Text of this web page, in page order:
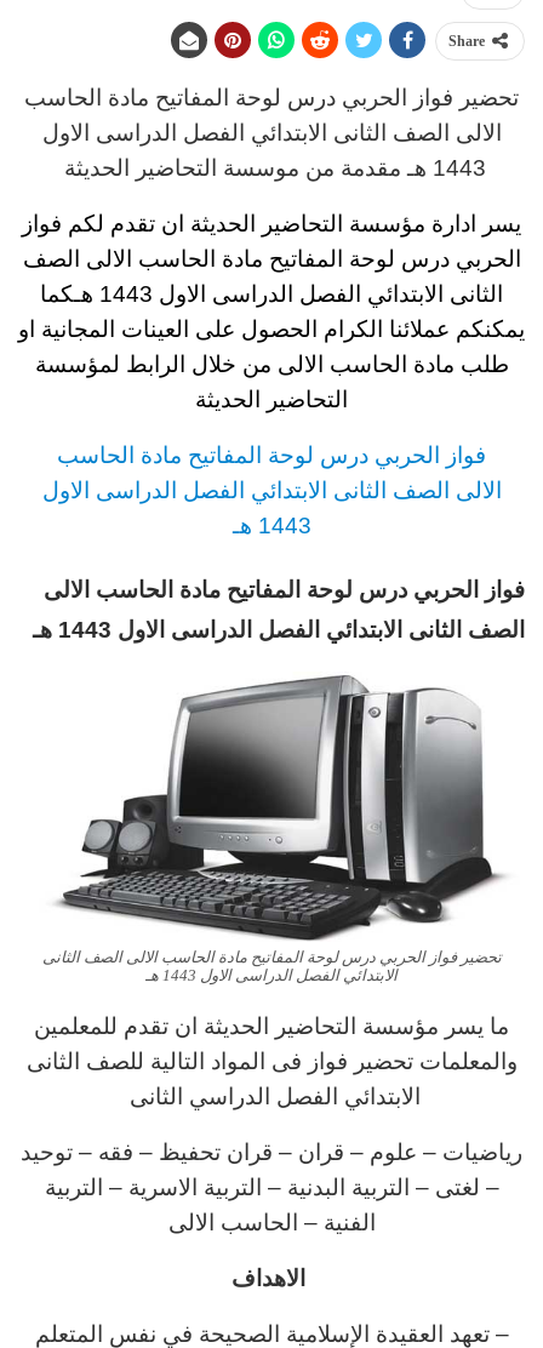
Share
تحضير فواز الحربي درس لوحة المفاتيح مادة الحاسب
الالى الصف الثانى الابتدائي الفصل الدراسى الاول
1443 هـ
مقدمة من موسسة التحاضير الحديثة
يسر ادارة مؤسسة التحاضير الحديثة ان تقدم لكم فواز
الحربي درس لوحة المفاتيح مادة الحاسب الالى الصف
الثانى الابتدائي الفصل الدراسى الاول 1443 هـ
كما
يمكنكم عملائنا الكرام الحصول على العينات المجانية او
طلب مادة الحاسب الالى من خلال الرابط لمؤسسة
التحاضير الحديثة
فواز الحربي درس لوحة المفاتيح مادة الحاسب
الالى الصف الثانى الابتدائي الفصل الدراسى الاول
1443 هـ
فواز الحربي درس لوحة المفاتيح مادة الحاسب الالى
الصف الثانى الابتدائي الفصل الدراسى الاول 1443 هـ
تحضير فواز الحربي درس لوحة المفاتيح مادة الحاسب الالى الصف الثانى
الابتدائي الفصل الدراسى الاول 1443 هـ
ما يسر مؤسسة التحاضير الحديثة ان تقدم للمعلمين
والمعلمات تحضير فواز فى المواد التالية للصف الثانى
الابتدائي الفصل الدراسي الثانى
رياضيات – علوم – قران – قران تحفيظ – فقه – توحيد
– لغتى – التربية البدنية – التربية الاسرية – التربية
الفنية – الحاسب الالى
الاهداف
– تعهد العقيدة الإسلامية الصحيحة في نفس المتعلم